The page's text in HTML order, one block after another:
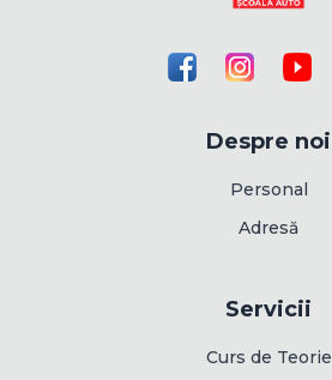
Despre noi
Personal
Adresă
Servicii
Curs de Teorie